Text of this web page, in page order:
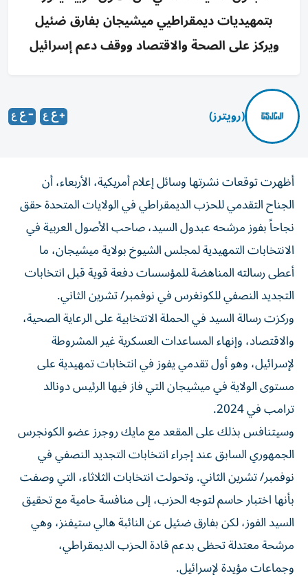
بتمهيديات ديمقراطيي ميشيجان بفارق ضئيل
ويركز على الصحة والاقتصاد ووقف دعم إسرائيل
(رويترز)
أظهرت توقعات نشرتها وسائل إعلام أمريكية، الأربعاء، أن
الجناح التقدمي للحزب الديمقراطي في الولايات المتحدة حقق
نجاحاً بفوز مرشحه عبدول السيد، ‌صاحب الأصول العربية في
الانتخابات التمهيدية لمجلس الشيوخ بولاية ميشيجان، ما
أعطى رسالته المناهضة للمؤسسات دفعة ​قوية ⁠قبل انتخابات
التجديد النصفي للكونغرس في نوفمبر/ تشرين الثاني.
وركزت ‌رسالة السيد في الحملة ‌الانتخابية على الرعاية الصحية،
والاقتصاد، وإنهاء المساعدات العسكرية غير المشروطة
لإسرائيل، وهو أول تقدمي يفوز في انتخابات تمهيدية على
مستوى الولاية في ميشيجان التي ‌فاز فيها الرئيس دونالد
ترامب في 2024.
وسيتنافس بذلك على المقعد مع ⁠مايك روجرز عضو الكونجرس
الجمهوري السابق عند إجراء انتخابات التجديد النصفي في
نوفمبر/ تشرين الثاني. وتحولت انتخابات الثلاثاء، التي وصفت
بأنها اختبار حاسم لتوجه الحزب، إلى منافسة حامية مع تحقيق
السيد الفوز، لكن بفارق ضئيل عن النائبة هالي ستيفنز، وهي
مرشحة معتدلة تحظى بدعم قادة ​الحزب الديمقراطي،
وجماعات مؤيدة لإسرائيل.